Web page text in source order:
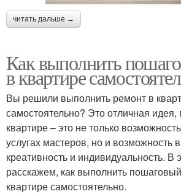
читать дальше →
Как выполнить
в квартире
Вы решили выполнить ремонт в
самостоятельно? Это отличная идея,
квартире – это не только
услугах мастеров, но и возможность
креативность и индивидуальность. В
расскажем, как выполнить
квартире самостоятельно.